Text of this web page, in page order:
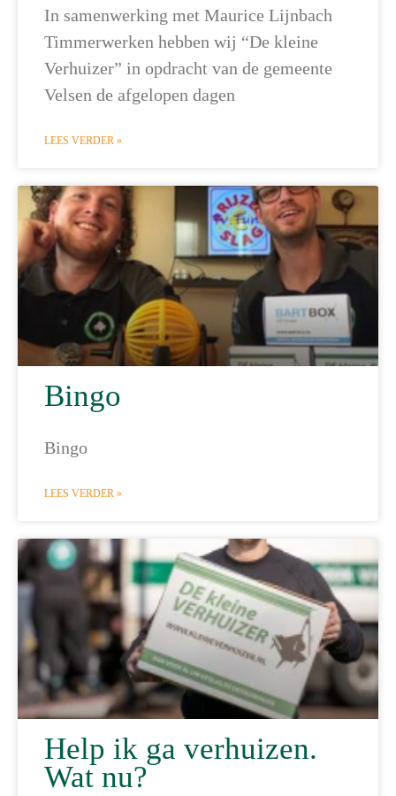
In samenwerking met Maurice Lijnbach
Timmerwerken hebben wij “De kleine
Verhuizer” in opdracht van de gemeente
Velsen de afgelopen dagen
LEES VERDER »
Bingo
Bingo
LEES VERDER »
Help ik ga verhuizen.
Wat nu?